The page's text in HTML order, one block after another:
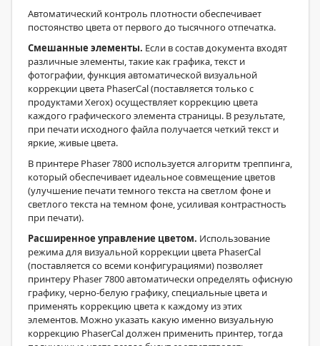
Автоматический контроль плотности обеспечивает
постоянство цвета от первого до тысячного отпечатка.
Смешанные элементы. Если в состав документа входят
различные элементы, такие как графика, текст и
фотографии, функция автоматической визуальной
коррекции цвета PhaserCal (поставляется только с
продуктами Xerox) осуществляет коррекцию цвета
каждого графического элемента страницы. В результате,
при печати исходного файла получается четкий текст и
яркие, живые цвета.
В принтере Phaser 7800 используется алгоритм треппинга,
который обеспечивает идеальное совмещение цветов
(улучшение печати темного текста на светлом фоне и
светлого текста на темном фоне, усиливая контрастность
при печати).
Расширенное управление цветом. Использование
режима для визуальной коррекции цвета PhaserCal
(поставляется со всеми конфигурациями) позволяет
принтеру Phaser 7800 автоматически определять офисную
графику, черно-белую графику, специальные цвета и
применять коррекцию цвета к каждому из этих
элементов. Можно указать какую именно визуальную
коррекцию PhaserCal должен применить принтер, тогда